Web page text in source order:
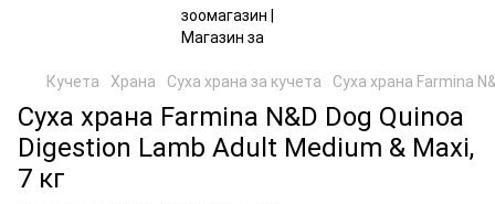
Кучета Храна Суха храна за кучета Суха храна Farmina
Суха храна Farmina N&D Dog Quinoa
Digestion Lamb Adult Medium & Maxi,
7 кг